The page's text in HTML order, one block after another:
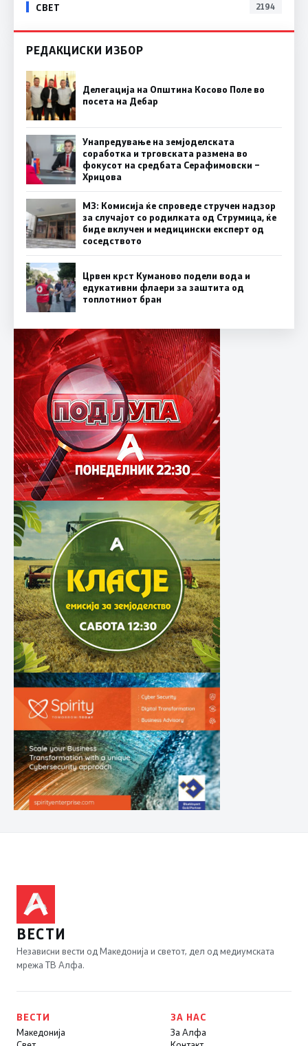
СВЕТ 2194
РЕДАКЦИСКИ ИЗБОР
Делегација на Општина Косово Поле во
посета на Дебар
Унапредување на земјоделската
соработка и трговската размена во
фокусот на средбата Серафимовски –
Хрицова
МЗ: Комисија ќе спроведе стручен надзор
за случајот со родилката од Струмица, ќе
биде вклучен и медицински експерт од
соседството
Црвен крст Куманово подели вода и
едукативни флаери за заштита од
топлотниот бран
ВЕСТИ
Независни вести од Македонија и светот, дел од медиумската
мрежа ТВ Алфа.
ВЕСТИ
Македонија
ЗА НАС
За Алфа